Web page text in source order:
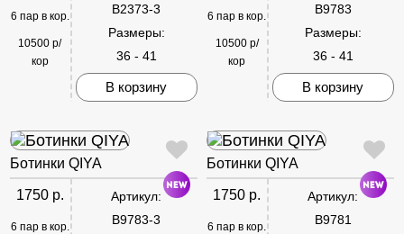
6 пар в кор.
10500 р/
кор
B2373-3
Размеры:
36 - 41
В корзину
6 пар в кор.
10500 р/
кор
B9783
Размеры:
36 - 41
В корзину
Ботинки QIYA
1750 р.
6 пар в кор.
Артикул:
B9783-3
Ботинки QIYA
1750 р.
6 пар в кор.
Артикул:
B9781